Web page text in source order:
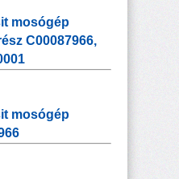
mosógép
C00087966,
mosógép